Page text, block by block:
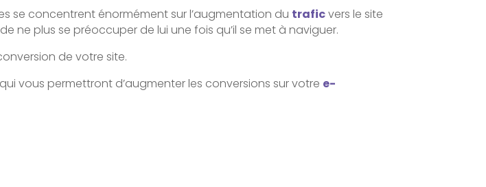
se concentrent énormément sur l’augmentation du traficvers le site
ne plus se préoccuper de lui une fois qu’il se met à naviguer.
de votre site.
vous permettront d’augmenter les conversions sur votre e-